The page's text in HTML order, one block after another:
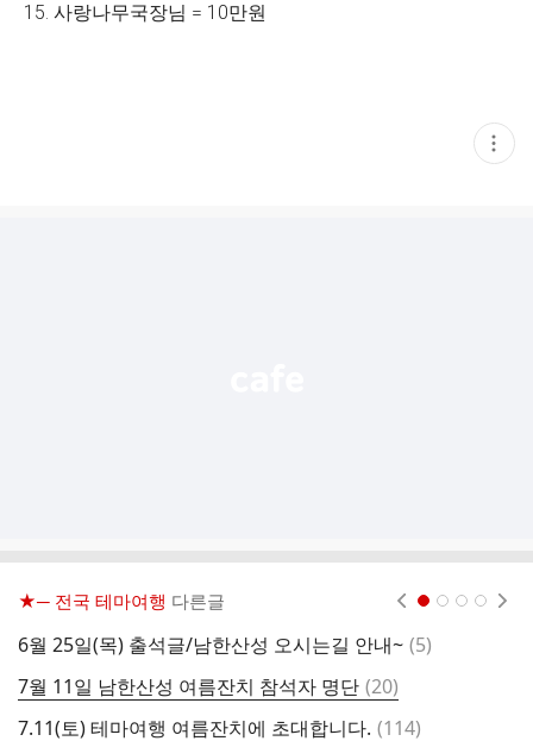
15. 사랑나무국장님 = 10만원
현
재
★─ 전국 테마여행 다른글
6월 25일(목) 출석글/남한산성 오시는길 안내~ 댓
(5)
7월 11일 남한산성 여름잔치 참석자 명단 댓
글
(20)
7.11(토) 테마여행 여름잔치에 초대합니다. 댓
(114)